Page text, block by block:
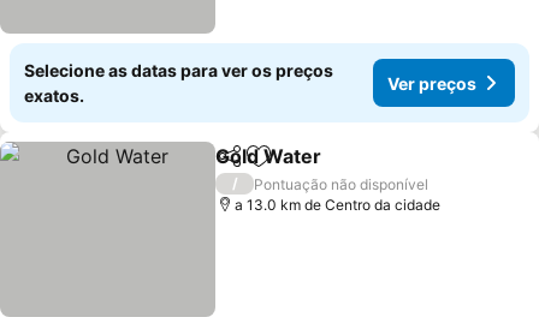
Selecione as datas para ver os preços
exatos.
Ver preços
PartilharAdicionar aos favoritos
Gold Water
/
Pontuação não disponível
a 13.0 km de Centro da cidade